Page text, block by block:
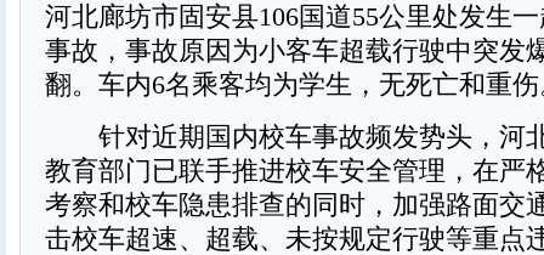
河北廊坊市固安县106国道55公里处发生
事故，事故原因为小客车超载行驶中突发
翻。车内6名乘客均为学生，无死亡和重
针对近期国内校车事故频发势头，河
教育部门已联手推进校车安全管理，在严
考察和校车隐患排查的同时，加强路面交
击校车超速、超载、未按规定行驶等重点